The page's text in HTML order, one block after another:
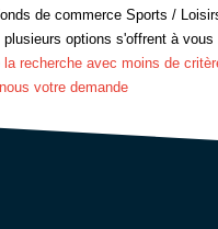
Notre Équipe
une alerte
de commerce Sports /
options s'offrent à vous
la recherche avec moins de
votre demande